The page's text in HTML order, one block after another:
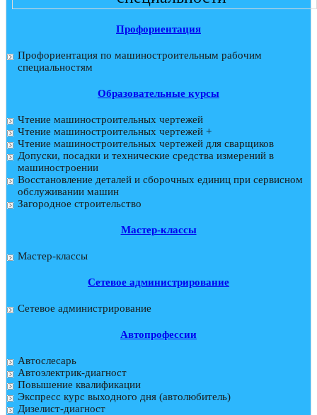
Профориентация
Профориентация по машиностроительным рабочим
специальностям
Образовательные курсы
Чтение машиностроительных чертежей
Чтение машиностроительных чертежей +
Чтение машиностроительных чертежей для сварщиков
Допуски, посадки и технические средства измерений в
машиностроении
Восстановление деталей и сборочных единиц при сервисном
обслуживании машин
Загородное строительство
Мастер-классы
Мастер-классы
Сетевое администрирование
Сетевое администрирование
Автопрофессии
Автослесарь
Автоэлектрик-диагност
Повышение квалификации
Экспресс курс выходного дня (автолюбитель)
Дизелист-диагност